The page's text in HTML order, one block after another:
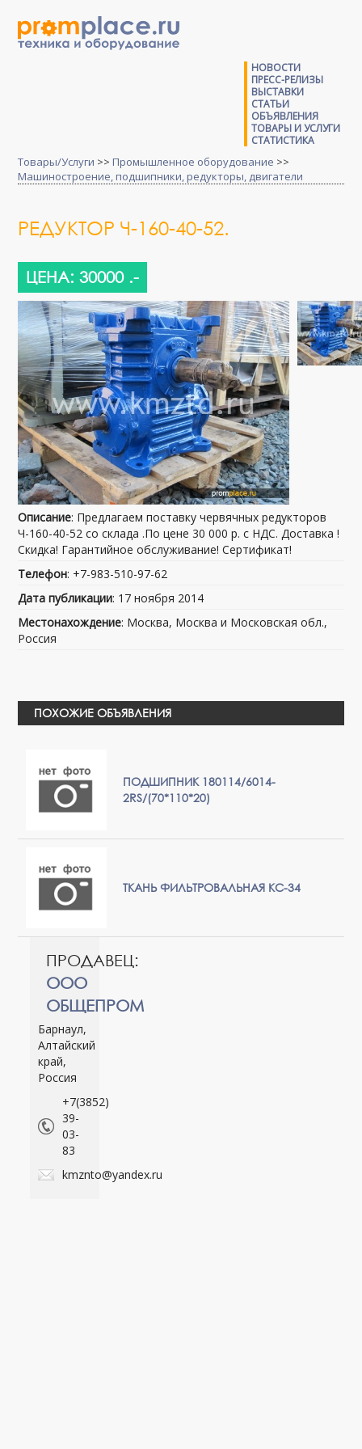
НОВОСТИ
ПРЕСС-РЕЛИЗЫ
ВЫСТАВКИ
СТАТЬИ
ОБЪЯВЛЕНИЯ
ТОВАРЫ И УСЛУГИ
СТАТИСТИКА
Товары/Услуги >> Промышленное оборудование >>
Машиностроение, подшипники, редукторы, двигатели
РЕДУКТОР Ч-160-40-52.
ЦЕНА: 30000 .-
Описание: Предлагаем поставку червячных редукторов
Ч-160-40-52 со склада .По цене 30 000 р. с НДС. Доставка !
Скидка! Гарантийное обслуживание! Сертификат!
Телефон: +7-983-510-97-62
Дата публикации: 17 ноября 2014
Местонахождение: Москва, Москва и Московская обл.,
Россия
ПОХОЖИЕ ОБЪЯВЛЕНИЯ
ПОДШИПНИК 180114/6014-
2RS/(70*110*20)
ТКАНЬ ФИЛЬТРОВАЛЬНАЯ КС-34
ПРОДАВЕЦ:
ООО
ОБЩЕПРОМ
Барнаул,
Алтайский
край,
Россия
+7(3852)
39-
03-
83
kmznto@yandex.ru